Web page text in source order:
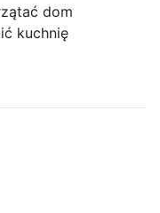
dom
kuchnię